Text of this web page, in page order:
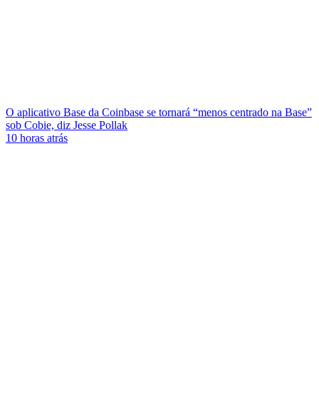
O aplicativo Base da Coinbase se tornará “menos centrado na Base”
sob Cobie, diz Jesse Pollak
10 horas atrás